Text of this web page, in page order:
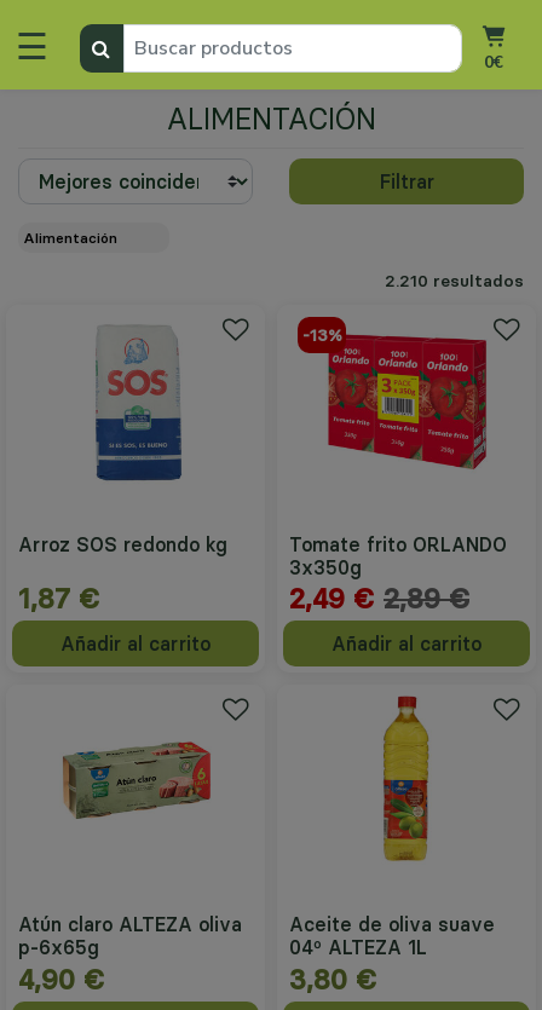
0€
☰
ALIMENTACIÓN
Filtrar
alimentación
2.210 resultados
Arroz SOS redondo kg
1,87 €
Añadir al carrito
-13%
Tomate frito ORLANDO
3x350g
2,49 € 2,89 €
Añadir al carrito
Atún claro ALTEZA oliva
p-6x65g
4,90 €
Aceite de oliva suave
04º ALTEZA 1L
3,80 €